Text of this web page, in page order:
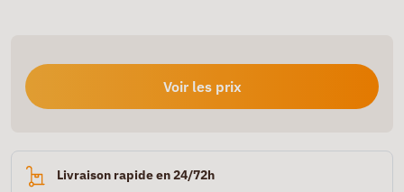
Voir les prix
Livraison rapide en 24/72h